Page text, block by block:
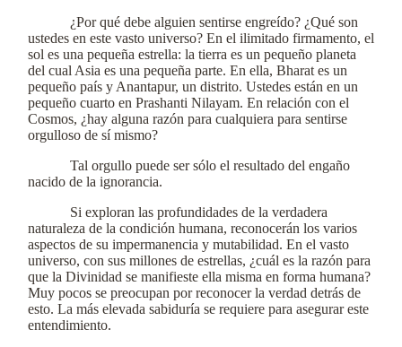
¿Por qué debe alguien sentirse engreído? ¿Qué son
ustedes en este vasto universo? En el ilimitado firmamento, el
sol es una pequeña estrella: la tierra es un pequeño planeta
del cual Asia es una pequeña parte. En ella, Bharat es un
pequeño país y Anantapur, un distrito. Ustedes están en un
pequeño cuarto en Prashanti Nilayam. En relación con el
Cosmos, ¿hay alguna razón para cualquiera para sentirse
orgulloso de sí mismo?
Tal orgullo puede ser sólo el resultado del engaño
nacido de la ignorancia.
Si exploran las profundidades de la verdadera
naturaleza de la condición humana, reconocerán los varios
aspectos de su impermanencia y mutabilidad. En el vasto
universo, con sus millones de estrellas, ¿cuál es la razón para
que la Divinidad se manifieste ella misma en forma humana?
Muy pocos se preocupan por reconocer la verdad detrás de
esto. La más elevada sabiduría se requiere para asegurar este
entendimiento.